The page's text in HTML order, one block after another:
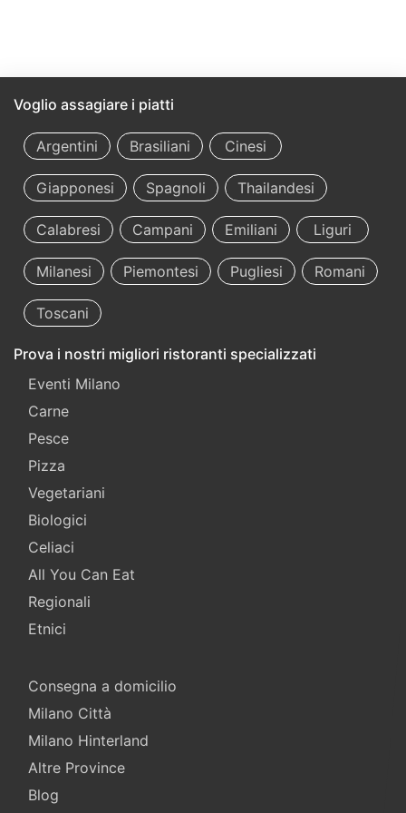
Voglio assagiare i piatti
Argentini Brasiliani Cinesi
Giapponesi Spagnoli Thailandesi
Calabresi Campani Emiliani Liguri
Milanesi Piemontesi Pugliesi Romani
Toscani
Prova i nostri migliori ristoranti specializzati
Eventi Milano
Carne
Pesce
Pizza
Vegetariani
Biologici
Celiaci
All You Can Eat
Regionali
Etnici
Consegna a domicilio
Milano Città
Milano Hinterland
Altre Province
Blog